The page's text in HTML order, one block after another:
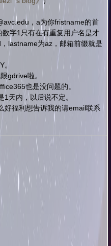
，a为你fristname的首
字1只有在有重复用户名是才
lastname为az，邮箱前缀就是
gdrive啦。
也是没问题的。
天内，以后说不定。
福利想告诉我的请email联系